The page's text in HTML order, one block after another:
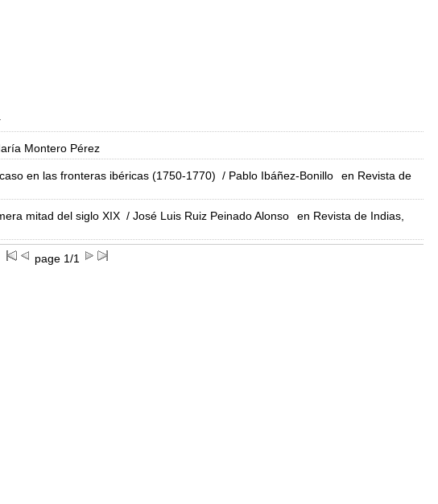
Montero Pérez
en las fronteras ibéricas (1750-1770) / Pablo Ibáñez-Bonillo
en Revista de
mitad del siglo XIX / José Luis Ruiz Peinado Alonso
en Revista de Indias,
page 1/1